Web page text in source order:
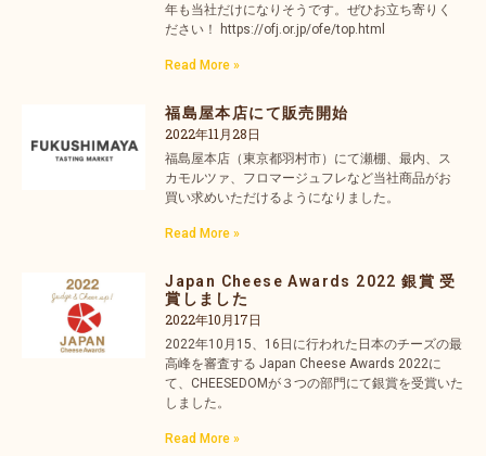
年も当社だけになりそうです。ぜひお立ち寄りく
ださい！ https://ofj.or.jp/ofe/top.html
Read More »
福島屋本店にて販売開始
2022年11月28日
福島屋本店（東京都羽村市）にて瀬棚、最内、ス
カモルツァ、フロマージュフレなど当社商品がお
買い求めいただけるようになりました。
Read More »
Japan Cheese Awards 2022 銀賞 受
賞しました
2022年10月17日
2022年10月15、16日に行われた日本のチーズの最
高峰を審査する Japan Cheese Awards 2022に
て、CHEESEDOMが３つの部門にて銀賞を受賞いた
しました。
Read More »